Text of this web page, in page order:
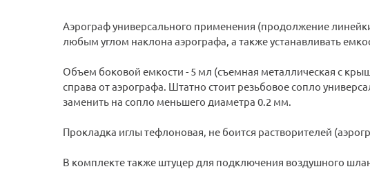
Аэрограф универсального применения (продолжение
любым углом наклона аэрографа, а также устанавливать
Объем боковой емкости - 5 мл (съемная металлическая с
справа от аэрографа. Штатно стоит резьбовое сопло
заменить на сопло меньшего диаметра 0.2 мм.
Прокладка иглы тефлоновая, не боится растворителей
В комплекте также штуцер для подключения воздушного